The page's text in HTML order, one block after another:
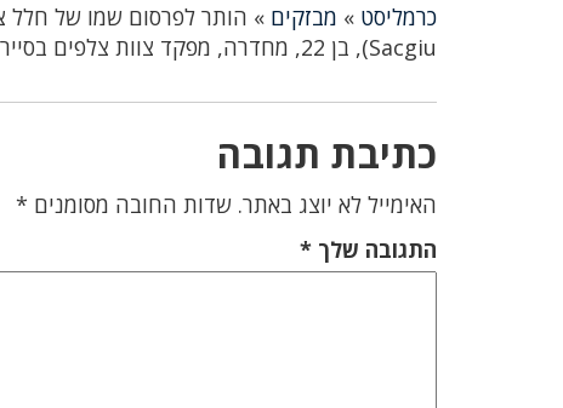
כרמליסט » מבזקים »
Sacgiu), בן 22, מחדרה, מפקד צוות צלפים בסיירת חרוב, חטיבת כפיר, נפל בפעילות מבצעית במרחב חטיבת מנשה.
כתיבת תגובה
האימייל לא יוצג באתר. שדות החובה מסומנים *
התגובה שלך*